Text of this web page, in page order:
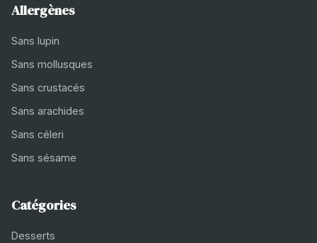
Allergènes
Sans lupin
Sans mollusques
Sans crustacés
Sans arachides
Sans céleri
Sans sésame
Catégories
Desserts